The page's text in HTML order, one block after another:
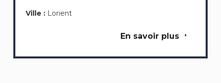
Ville : Lorient
En savoir plus